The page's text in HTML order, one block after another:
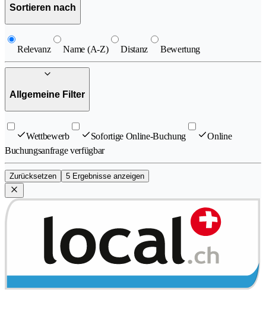
Sortieren nach
Relevanz Name (A-Z) Distanz Bewertung
Allgemeine Filter
Wettbewerb Sofortige Online-Buchung
Online
Buchungsanfrage verfügbar
Zurücksetzen 5 Ergebnisse anzeigen